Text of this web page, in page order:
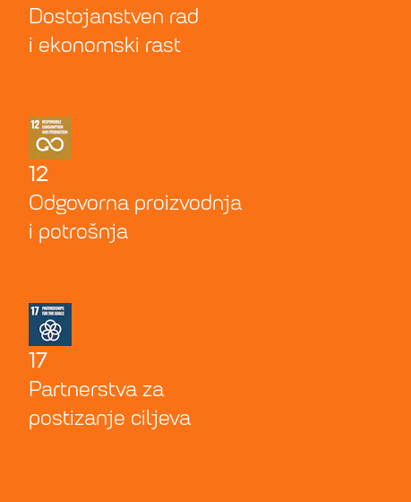
Dostojanstven rad
i ekonomski rast
12
Odgovorna proizvodnja
i potrošnja
17
Partnerstva za
postizanje ciljeva